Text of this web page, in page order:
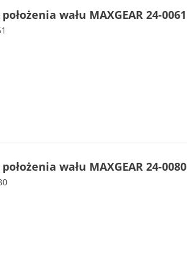
wału MAXGEAR 24-0061
wału MAXGEAR 24-0080